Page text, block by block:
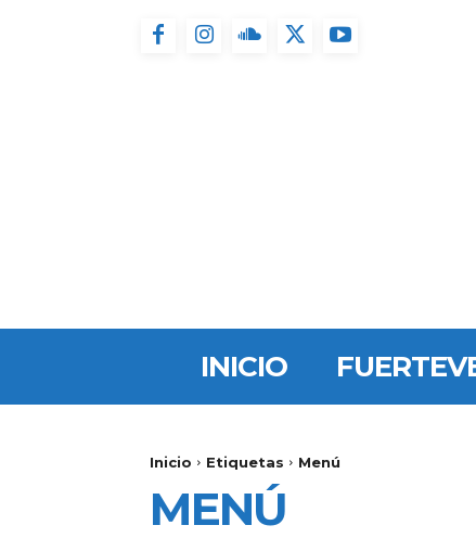
INICIO
Inicio Etiquetas Menú
MENÚ